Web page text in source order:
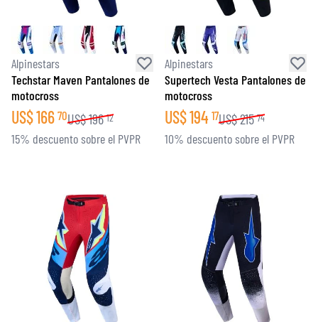
Alpinestars
Techstar Maven Pantalones de
motocross
US$166 70US$196 12
15% descuento sobre el PVPR
Alpinestars
Supertech Vesta Pantalones de
motocross
US$194 17US$215 74
10% descuento sobre el PVPR